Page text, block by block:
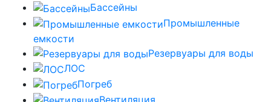
Бассейны
Промышленные
емкости
Резервуары для воды
ЛОС
Погреб
Вентиляция